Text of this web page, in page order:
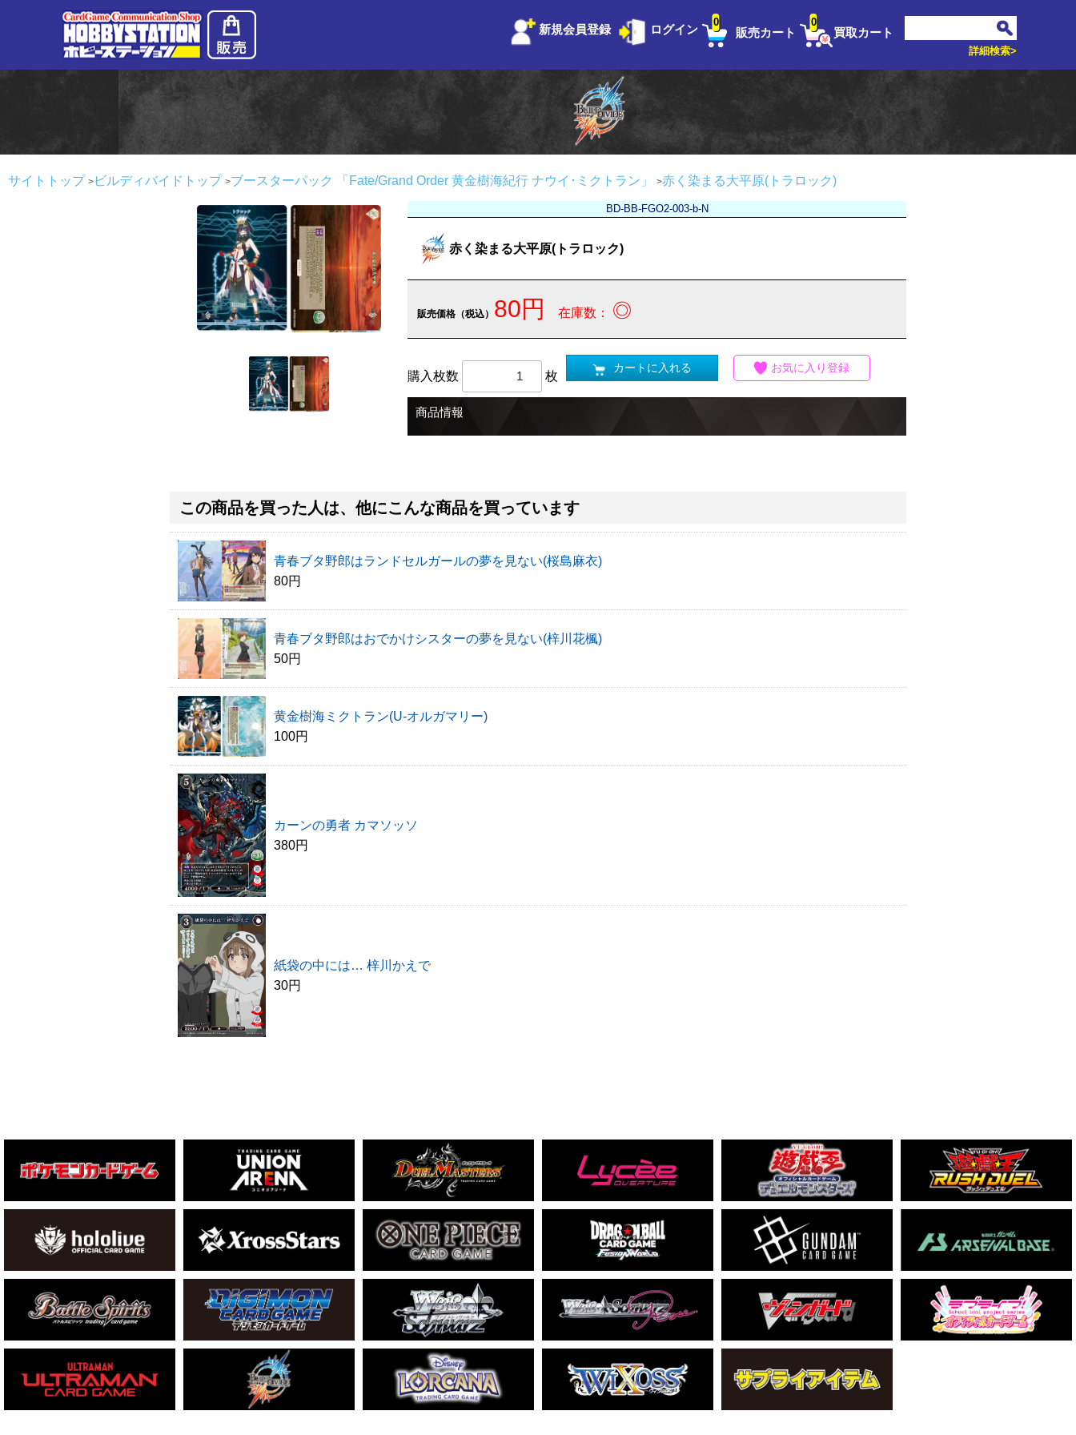
新規会員登録 ログイン 販売カート
0
買取カート
0
詳細検索>
サイトトップ ビルディバイドトップ ブースターパック 「Fate/Grand Order 黄金樹海紀行 ナウイ･ミクトラン」 赤く染まる大平原(トラロック)
BD-BB-FGO2-003-b-N
赤く染まる大平原(トラロック)
販売価格（税込） 80円 在庫数： ◎
購入枚数 枚
カートに入れる お気に入り登録
商品情報
この商品を買った人は、他にこんな商品を買っています
青春ブタ野郎はランドセルガールの夢を見ない(桜島麻衣)
80円
青春ブタ野郎はおでかけシスターの夢を見ない(梓川花楓)
50円
黄金樹海ミクトラン(U-オルガマリー)
100円
カーンの勇者 カマソッソ
380円
紙袋の中には… 梓川かえで
30円